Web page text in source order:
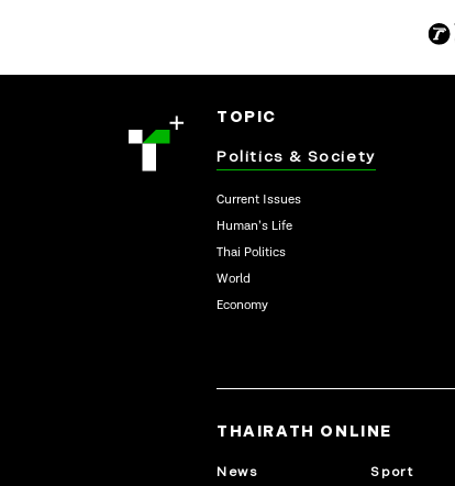
TOPIC
Politics & Society
Current Issues
Human’s Life
Thai Politics
World
Economy
THAIRATH ONLINE
News Sport